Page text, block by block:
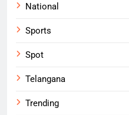
National
Sports
Spot
Telangana
Trending